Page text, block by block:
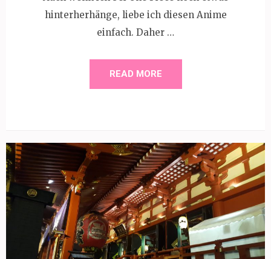
hinterherhänge, liebe ich diesen Anime
einfach. Daher …
READ MORE